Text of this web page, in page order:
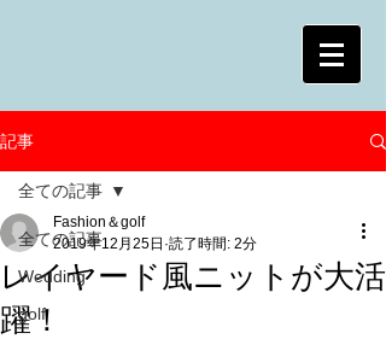
記事
全ての記事
Wedding
golf
全ての記事
レイヤード風ニットが大活
躍！
Fashion＆golf
2019年12月25日 読了時間: 2分